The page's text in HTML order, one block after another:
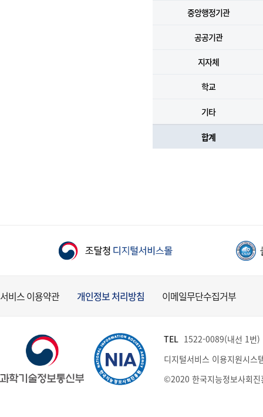
중앙행정기관
공공기관
지자체
학교
기타
합계
서비스 이용약관 개인정보 처리방침 이메일무단수집거부
TEL 1522-0089(내선 1번
디지털서비스 이용지원시스
©2020 한국지능정보사회진